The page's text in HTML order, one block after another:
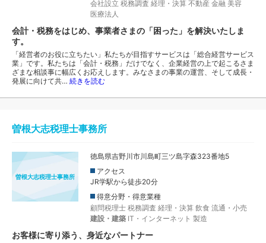
会社設立 税務調査 経理・決算 不動産 金融 美容
医療法人
会計・税務をはじめ、事業者さまの「困った」を解決いたしま
す。
「経営者のお役に立ちたい」私たちが目指すサービスは「総合経営サービス
業」です。私たちは「会計・税務」だけでなく、企業経営の上で起こるさま
ざまな相談事に幅広くお応えします。みなさまの事業の運営、そして成長・
発展に向けて共… 続きを読む
曽根大志税理士事務所
曽根大志税理士事務所
徳島県吉野川市川島町三ツ島字森323番地5
アクセス
JR学駅から徒歩20分
得意分野・得意業種
顧問税理士 税務調査 経理・決算 飲食 流通・小売
建設・建築 IT・インターネット 製造
お客様に寄り添う、身近なパートナー